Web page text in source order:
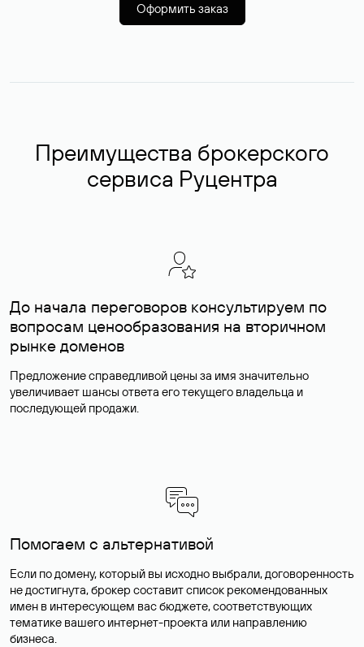
Оформить заказ
Преимущества брокерского
сервиса Руцентра
До начала переговоров консультируем по
вопросам ценообразования на вторичном
рынке доменов
Предложение справедливой цены за имя значительно
увеличивает шансы ответа его текущего владельца и
последующей продажи.
Помогаем с альтернативой
Если по домену, который вы исходно выбрали, договоренность
не достигнута, брокер составит список рекомендованных
имен в интересующем вас бюджете, соответствующих
тематике вашего интернет-проекта или направлению
бизнеса.